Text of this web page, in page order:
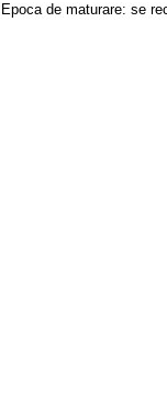
Epoca de maturare: se